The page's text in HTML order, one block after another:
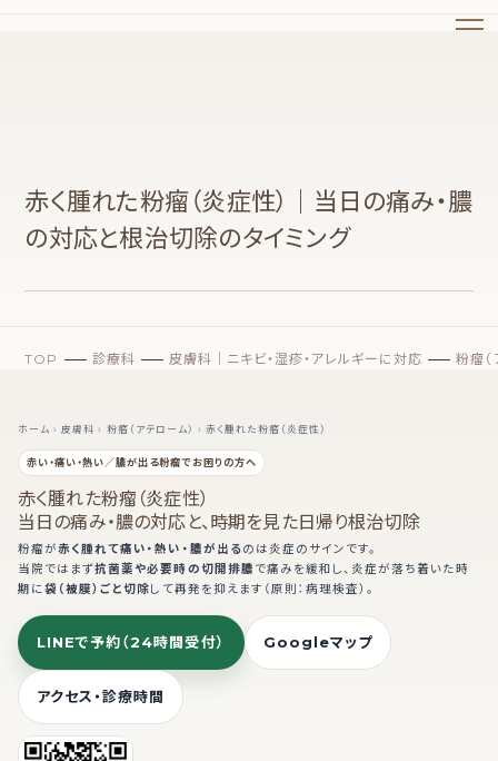
赤く腫れた粉瘤（炎症性）｜当日の痛み・膿
の対応と根治切除のタイミング
TOP 診療科 皮膚科｜ニキビ・湿疹・アレルギーに対応 粉瘤
ホーム ›皮膚科 › 粉瘤（アテローム） › 赤く腫れた粉瘤（炎症性）
赤い・痛い・熱い／膿が出る粉瘤でお困りの方へ
赤く腫れた粉瘤（炎症性）
当日の痛み・膿の対応と、時期を見た日帰り根治切除
粉瘤が赤く腫れて痛い・熱い・膿が出るのは炎症のサインです。
当院ではまず抗菌薬や必要時の切開排膿 で痛みを緩和し、炎症が落ち着いた時
期に袋（被膜）ごと切除して再発を抑えます（原則：病理検査）。
LINEで予約（24時間受付） Googleマップ
アクセス・診療時間